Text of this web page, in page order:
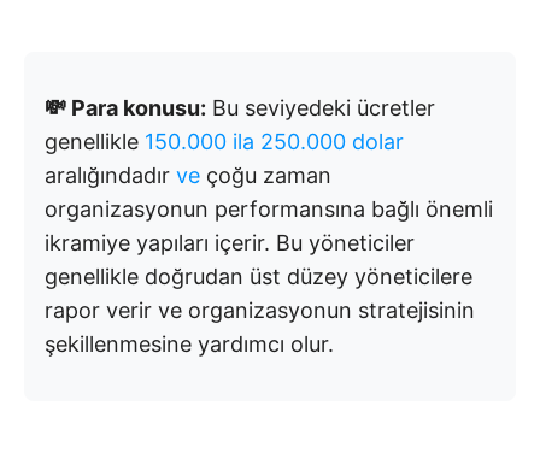
💸 Para konusu: Bu seviyedeki ücretler
genellikle 150.000 ila 250.000 dolar
aralığındadır ve çoğu zaman
organizasyonun performansına bağlı önemli
ikramiye yapıları içerir. Bu yöneticiler
genellikle doğrudan üst düzey yöneticilere
rapor verir ve organizasyonun stratejisinin
şekillenmesine yardımcı olur.